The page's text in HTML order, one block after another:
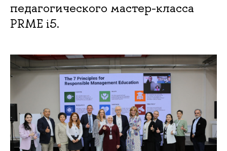
педагогического мастер-класса
PRME i5.